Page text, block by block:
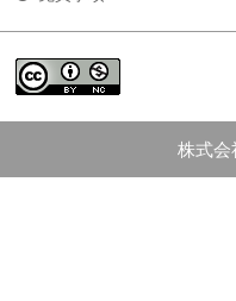
株式会